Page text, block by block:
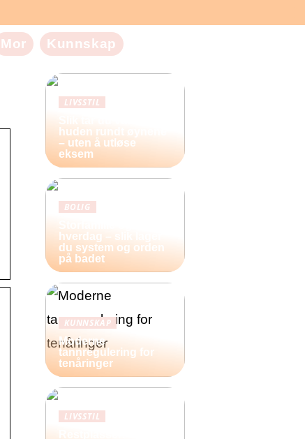
Mor Kunnskap
LIVSSTIL
huden rundt øynene
– uten å utløse
eksem
BOLIG
hverdag – slik lager
du system og orden
på badet
KUNNSKAP
Moderne
tannregulering for
tenåringer
LIVSSTIL